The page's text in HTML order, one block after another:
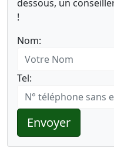
dessous, un
!
Nom:
Tel:
Envoyer